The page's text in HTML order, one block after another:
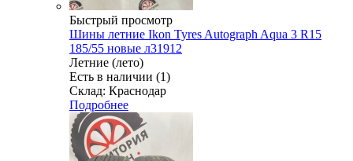
Быстрый просмотр
Шины летние Ikon Tyres Autograph Aqua 3 R15
185/55 новые л31912
Летние (лето)
Есть в наличии (1)
Склад: Краснодар
Подробнее